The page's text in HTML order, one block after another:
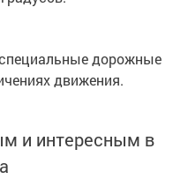
дорожные
движения.
и интересным в